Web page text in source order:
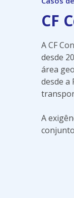
CF
A CF
desde
área
desde a
A